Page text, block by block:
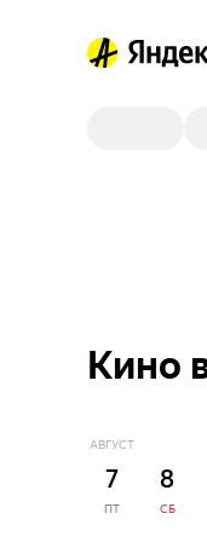
Кино
АВГУСТ
7
ПТ
8
СБ